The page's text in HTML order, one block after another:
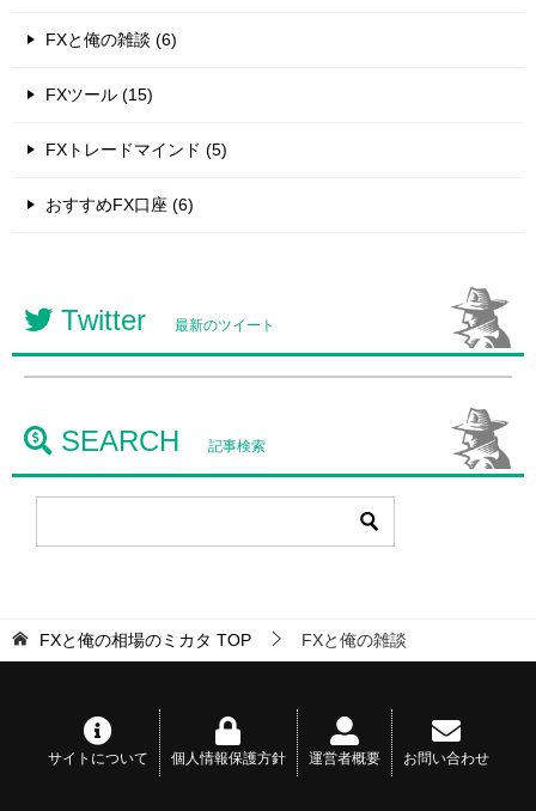
FXと俺の雑談 (6)
FXツール (15)
FXトレードマインド (5)
おすすめFX口座 (6)
Twitter 最新のツイート
SEARCH 記事検索
FXと俺の相場のミカタ TOP FXと俺の雑談
サイトについて 個人情報保護方針 運営者概要 お問い合わせ